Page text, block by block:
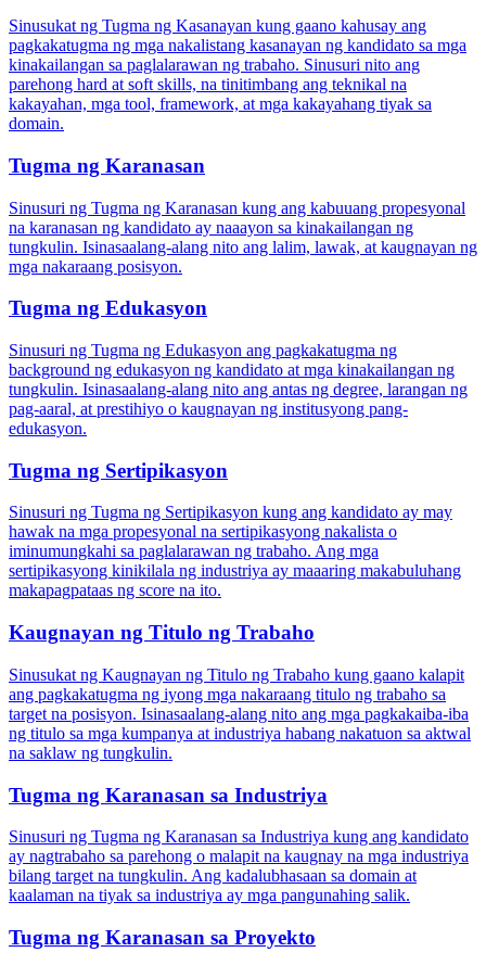
Sinusukat ng Tugma ng Kasanayan kung gaano kahusay ang
pagkakatugma ng mga nakalistang kasanayan ng kandidato sa mga
kinakailangan sa paglalarawan ng trabaho. Sinusuri nito ang
parehong hard at soft skills, na tinitimbang ang teknikal na
kakayahan, mga tool, framework, at mga kakayahang tiyak sa
domain.
Tugma ng Karanasan
Sinusuri ng Tugma ng Karanasan kung ang kabuuang propesyonal
na karanasan ng kandidato ay naaayon sa kinakailangan ng
tungkulin. Isinasaalang-alang nito ang lalim, lawak, at kaugnayan ng
mga nakaraang posisyon.
Tugma ng Edukasyon
Sinusuri ng Tugma ng Edukasyon ang pagkakatugma ng
background ng edukasyon ng kandidato at mga kinakailangan ng
tungkulin. Isinasaalang-alang nito ang antas ng degree, larangan ng
pag-aaral, at prestihiyo o kaugnayan ng institusyong pang-
edukasyon.
Tugma ng Sertipikasyon
Sinusuri ng Tugma ng Sertipikasyon kung ang kandidato ay may
hawak na mga propesyonal na sertipikasyong nakalista o
iminumungkahi sa paglalarawan ng trabaho. Ang mga
sertipikasyong kinikilala ng industriya ay maaaring makabuluhang
makapagpataas ng score na ito.
Kaugnayan ng Titulo ng Trabaho
Sinusukat ng Kaugnayan ng Titulo ng Trabaho kung gaano kalapit
ang pagkakatugma ng iyong mga nakaraang titulo ng trabaho sa
target na posisyon. Isinasaalang-alang nito ang mga pagkakaiba-iba
ng titulo sa mga kumpanya at industriya habang nakatuon sa aktwal
na saklaw ng tungkulin.
Tugma ng Karanasan sa Industriya
Sinusuri ng Tugma ng Karanasan sa Industriya kung ang kandidato
ay nagtrabaho sa parehong o malapit na kaugnay na mga industriya
bilang target na tungkulin. Ang kadalubhasaan sa domain at
kaalaman na tiyak sa industriya ay mga pangunahing salik.
Tugma ng Karanasan sa Proyekto